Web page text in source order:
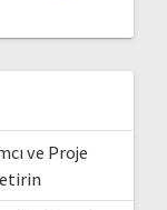
ve Proje